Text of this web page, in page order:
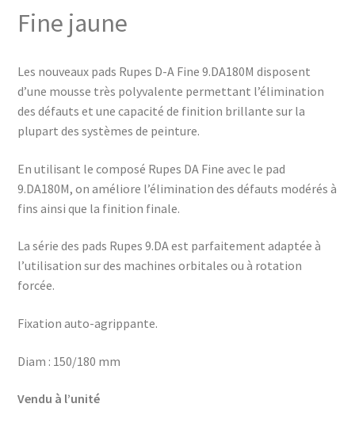
Fine jaune
Les nouveaux pads Rupes D-A Fine 9.DA180M disposent
d’une mousse très polyvalente permettant l’élimination
des défauts et une capacité de finition brillante sur la
plupart des systèmes de peinture.
En utilisant le composé Rupes DA Fine avec le pad
9.DA180M, on améliore l’élimination des défauts modérés à
fins ainsi que la finition finale.
La série des pads Rupes 9.DA est parfaitement adaptée à
l’utilisation sur des machines orbitales ou à rotation
forcée.
Fixation auto-agrippante.
Diam : 150/180 mm
Vendu à l’unité